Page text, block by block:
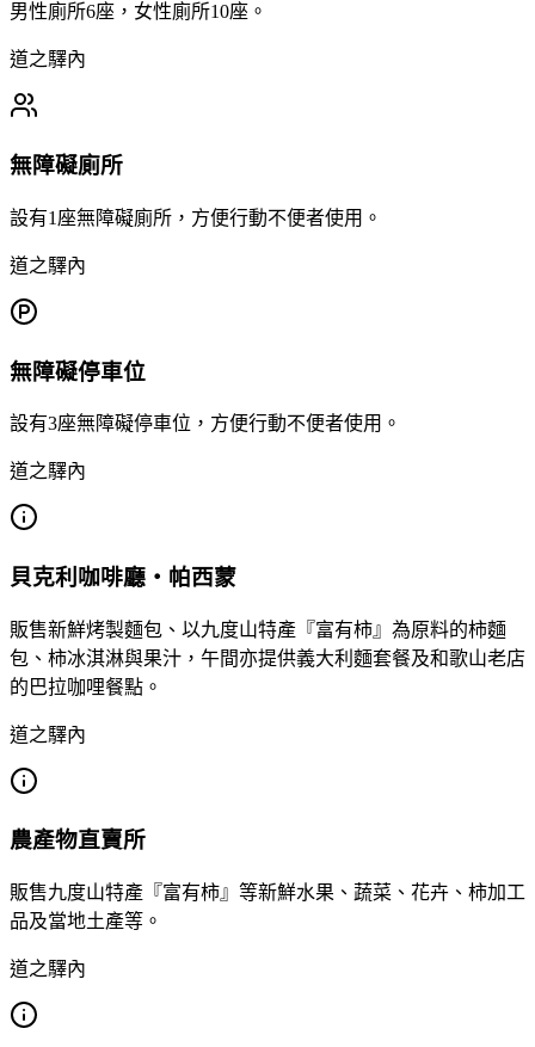
男性廁所6座，女性廁所10座。
道之驛內
無障礙廁所
設有1座無障礙廁所，方便行動不便者使用。
道之驛內
無障礙停車位
設有3座無障礙停車位，方便行動不便者使用。
道之驛內
貝克利咖啡廳・帕西蒙
販售新鮮烤製麵包、以九度山特產『富有柿』為原料的柿麵
包、柿冰淇淋與果汁，午間亦提供義大利麵套餐及和歌山老店
的巴拉咖哩餐點。
道之驛內
農產物直賣所
販售九度山特產『富有柿』等新鮮水果、蔬菜、花卉、柿加工
品及當地土產等。
道之驛內